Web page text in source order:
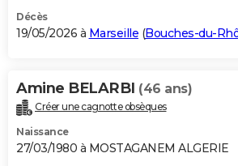
Décès
19/05/2026 à Marseille (Bouches-du-
Amine BELARBI (46 ans)
Créer une cagnotte obsèques
Naissance
27/03/1980 à MOSTAGANEM ALGERIE